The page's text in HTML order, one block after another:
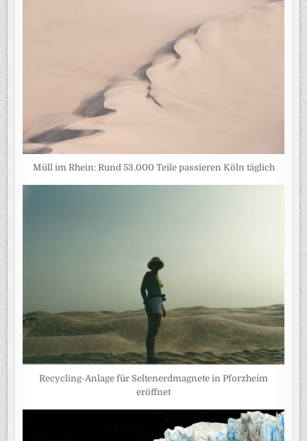
Müll im Rhein: Rund 53.000 Teile passieren Köln täglich
Recycling-Anlage für Seltenerdmagnete in Pforzheim
eröffnet